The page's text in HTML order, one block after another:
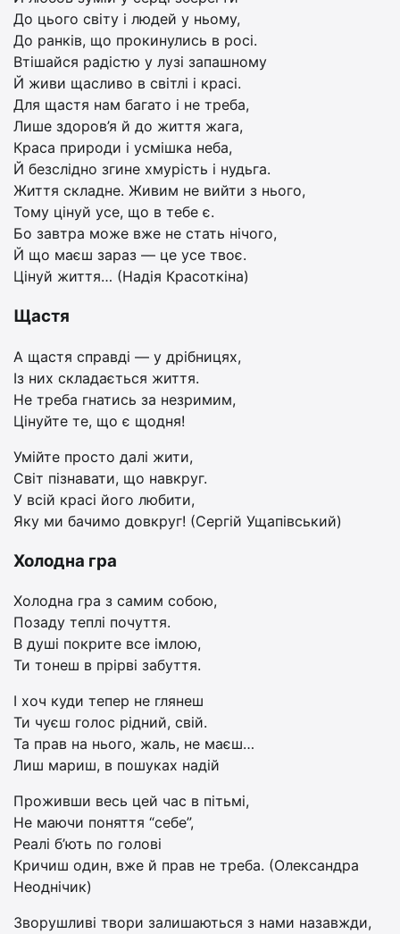
До цього світу і людей у ньому,
До ранків, що прокинулись в росі.
Втішайся радістю у лузі запашному
Й живи щасливо в світлі і красі.
Для щастя нам багато і не треба,
Лише здоров’я й до життя жага,
Краса природи і усмішка неба,
Й безслідно згине хмурість і нудьга.
Життя складне. Живим не вийти з нього,
Тому цінуй усе, що в тебе є.
Бо завтра може вже не стать нічого,
Й що маєш зараз — це усе твоє.
Цінуй життя… (Надія Красоткіна)
Щастя
А щастя справді — у дрібницях,
Із них складається життя.
Не треба гнатись за незримим,
Цінуйте те, що є щодня!
Умійте просто далі жити,
Світ пізнавати, що навкруг.
У всій красі його любити,
Яку ми бачимо довкруг! (Сергій Ущапівський)
Холодна гра
Холодна гра з самим собою,
Позаду теплі почуття.
В душі покрите все імлою,
Ти тонеш в прірві забуття.
І хоч куди тепер не глянеш
Ти чуєш голос рідний, свій.
Та прав на нього, жаль, не маєш…
Лиш мариш, в пошуках надій
Проживши весь цей час в пітьмі,
Не маючи поняття “себе”,
Реалі б’ють по голові
Кричиш один, вже й прав не треба. (Олександра
Неоднічик)
Зворушливі твори залишаються з нами назавжди,